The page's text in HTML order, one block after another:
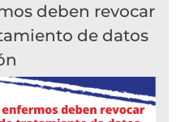
deben revocar
de datos